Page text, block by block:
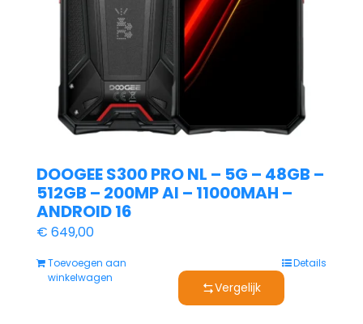
DOOGEE S300 PRO NL – 5G – 48GB –
512GB – 200MP AI – 11000MAH –
ANDROID 16
€ 649,00
Toevoegen aan
winkelwagen
Details
Vergelijk